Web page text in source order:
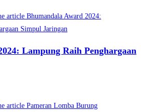
Lampung Raih Penghargaan